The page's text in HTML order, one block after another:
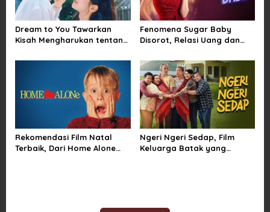
Dream to You Tawarkan
Kisah Mengharukan tentang
yang Sempat Tertunda
Fenomena Sugar Baby
Disorot, Relasi Uang dan
Rekomendasi Film Natal
Terbaik, Dari Home Alone
Ngeri Ngeri Sedap, Film
Keluarga Batak yang